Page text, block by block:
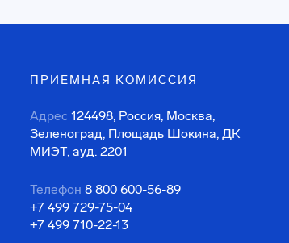
ПРИЕМНАЯ КОМИССИЯ
Адрес 124498, Россия, Москва,
Зеленоград, Площадь Шокина, ДК
МИЭТ, ауд. 2201
Телефон 8 800 600-56-89
+7 499 729-75-04
+7 499 710-22-13